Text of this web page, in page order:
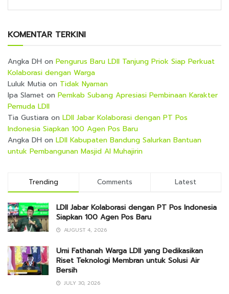
KOMENTAR TERKINI
Angka DH on Pengurus Baru LDII Tanjung Priok Siap Perkuat
Kolaborasi dengan Warga
Luluk Mutia on Tidak Nyaman
Ipa Slamet on Pemkab Subang Apresiasi Pembinaan Karakter
Pemuda LDII
Tia Gustiara on LDII Jabar Kolaborasi dengan PT Pos
Indonesia Siapkan 100 Agen Pos Baru
Angka DH on LDII Kabupaten Bandung Salurkan Bantuan
untuk Pembangunan Masjid Al Muhajirin
Trending Comments Latest
LDII Jabar Kolaborasi dengan PT Pos Indonesia
Siapkan 100 Agen Pos Baru
AUGUST 4, 2026
Umi Fathanah Warga LDII yang Dedikasikan
Riset Teknologi Membran untuk Solusi Air
Bersih
JULY 30, 2026